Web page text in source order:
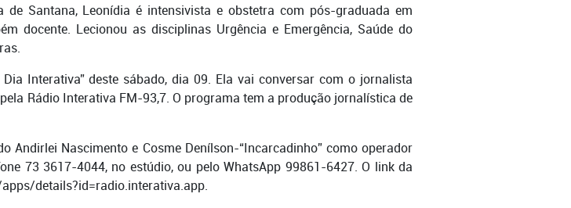
de Santana, Leonídia é intensivista e obstetra com pós-graduada em
docente. Lecionou as disciplinas Urgência e Emergência, Saúde do
Interativa” deste sábado, dia 09. Ela vai conversar com o jornalista
Rádio Interativa FM-93,7. O programa tem a produção jornalística de
Andirlei Nascimento e Cosme Denílson-“Incarcadinho” como operador
73 3617-4044, no estúdio, ou pelo WhatsApp 99861-6427. O link da
details?id=radio.interativa.app.